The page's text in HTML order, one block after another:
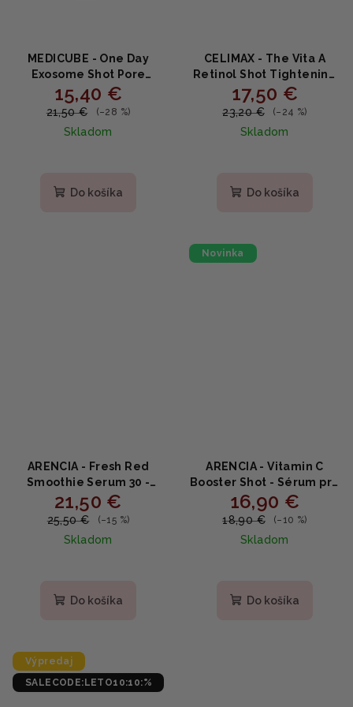
MEDICUBE - One Day
Exosome Shot Pore
Ampoule 25000 -
Sťahujúce ampulové
sérum s exozómami a
niacínamidom 13ml
15,40 €
21,50 € (–28 %)
Skladom
Do košíka
CELIMAX - The Vita A
Retinol Shot Tightening
Serum - Spevňujúce
sérum s retinolom 0.1% a
peptidmi 30ml
17,50 €
23,20 € (–24 %)
Skladom
produktu
Do košíka
ARENCIA - Fresh Red
Smoothie Serum 30 -
Revitalizačné červené
smoothie sérum s
kolagénom a
niacínamidom 50 g
21,50 €
25,50 € (–15 %)
Skladom
produktu
hviezdičiek.
Do košíka
Novinka
ARENCIA - Vitamin C
Booster Shot - Sérum pre
zjednotenie tónu a
žiarivú pleť 30ml
16,90 €
18,90 € (–10 %)
Skladom
Do košíka
Výpredaj
SALECODE:LETO10:10:%